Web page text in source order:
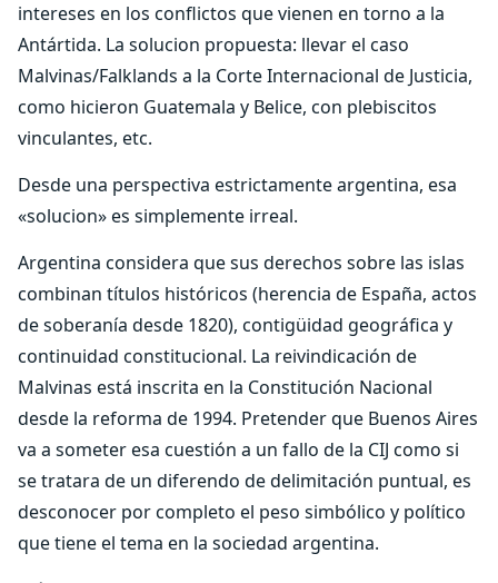
intereses en los conflictos que vienen en torno a la
Antártida. La solucion propuesta: llevar el caso
Malvinas/Falklands a la Corte Internacional de Justicia,
como hicieron Guatemala y Belice, con plebiscitos
vinculantes, etc.
Desde una perspectiva estrictamente argentina, esa
«solucion» es simplemente irreal.
Argentina considera que sus derechos sobre las islas
combinan títulos históricos (herencia de España, actos
de soberanía desde 1820), contigüidad geográfica y
continuidad constitucional. La reivindicación de
Malvinas está inscrita en la Constitución Nacional
desde la reforma de 1994. Pretender que Buenos Aires
va a someter esa cuestión a un fallo de la CIJ como si
se tratara de un diferendo de delimitación puntual, es
desconocer por completo el peso simbólico y político
que tiene el tema en la sociedad argentina.